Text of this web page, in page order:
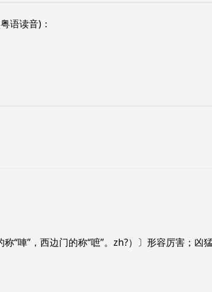
语读音)：
“唓”，西边门的称“嗻”。zh?）〕形容厉害；凶猛